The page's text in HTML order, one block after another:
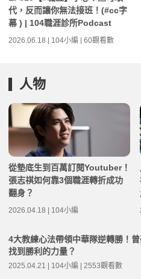
代，反而讓你無法接班！(#cc字
幕 ) | 104職涯診所Podcast
2026.06.18 | 104小編 | 60觀看數
人物
從墊底生到百萬訂閱Youtuber！
張志祺如何靠3個職涯轉折成功
翻身？
2026.04.18 | 104小編
4大教練心法帶領中華隊逆轉勝！
找到勝利的力量？
2025.04.21 | 104小編 | 2553觀看數